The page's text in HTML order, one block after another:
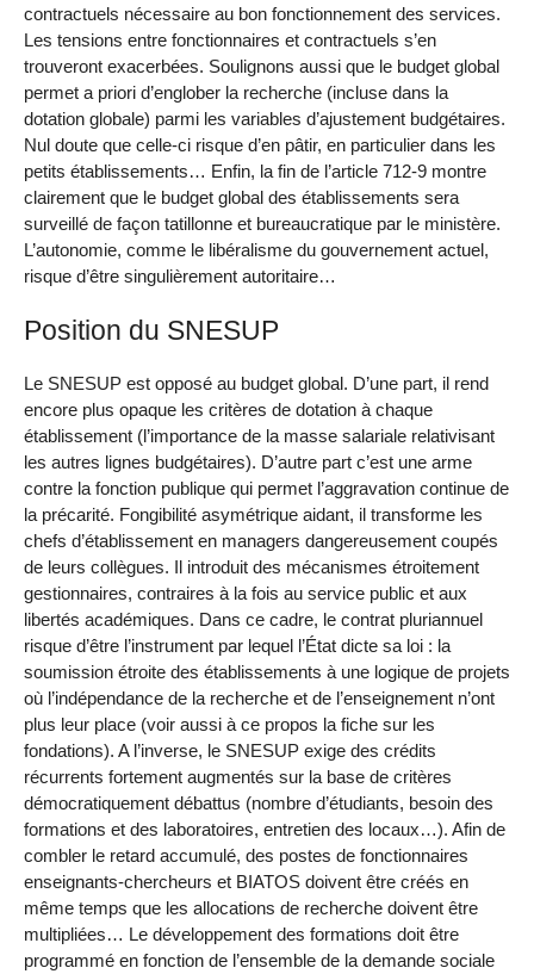
contractuels nécessaire au bon fonctionnement des services.
Les tensions entre fonctionnaires et contractuels s’en
trouveront exacerbées. Soulignons aussi que le budget global
permet a priori d’englober la recherche (incluse dans la
dotation globale) parmi les variables d’ajustement budgétaires.
Nul doute que celle-ci risque d’en pâtir, en particulier dans les
petits établissements… Enfin, la fin de l’article 712-9 montre
clairement que le budget global des établissements sera
surveillé de façon tatillonne et bureaucratique par le ministère.
L’autonomie, comme le libéralisme du gouvernement actuel,
risque d’être singulièrement autoritaire…
Position du SNESUP
Le SNESUP est opposé au budget global. D’une part, il rend
encore plus opaque les critères de dotation à chaque
établissement (l’importance de la masse salariale relativisant
les autres lignes budgétaires). D’autre part c’est une arme
contre la fonction publique qui permet l’aggravation continue de
la précarité. Fongibilité asymétrique aidant, il transforme les
chefs d’établissement en managers dangereusement coupés
de leurs collègues. Il introduit des mécanismes étroitement
gestionnaires, contraires à la fois au service public et aux
libertés académiques. Dans ce cadre, le contrat pluriannuel
risque d’être l’instrument par lequel l’État dicte sa loi : la
soumission étroite des établissements à une logique de projets
où l’indépendance de la recherche et de l’enseignement n’ont
plus leur place (voir aussi à ce propos la fiche sur les
fondations). A l’inverse, le SNESUP exige des crédits
récurrents fortement augmentés sur la base de critères
démocratiquement débattus (nombre d’étudiants, besoin des
formations et des laboratoires, entretien des locaux…). Afin de
combler le retard accumulé, des postes de fonctionnaires
enseignants-chercheurs et BIATOS doivent être créés en
même temps que les allocations de recherche doivent être
multipliées… Le développement des formations doit être
programmé en fonction de l’ensemble de la demande sociale